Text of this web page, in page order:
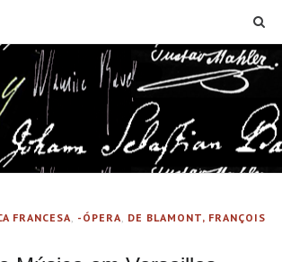
FRANCESA, -ÓPERA, DE BLAMONT, FRANÇOIS